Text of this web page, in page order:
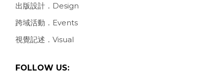
出版設計．Design
跨域活動．Events
視覺記述．Visual
FOLLOW US: